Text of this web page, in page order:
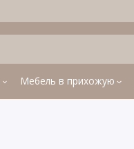
Мебель в прихожую